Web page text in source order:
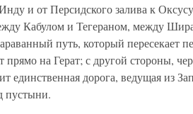
и от Персидского залива к
Кабулом и Тегераном, между
путь, который пересекает
на Герат; с другой стороны,
единственная дорога, ведущая из
пустыни.